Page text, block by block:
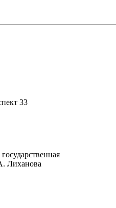
33
Лиханова